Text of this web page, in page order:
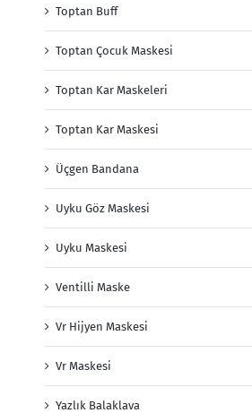
Toptan Buff
Toptan Çocuk Maskesi
Toptan Kar Maskeleri
Toptan Kar Maskesi
Üçgen Bandana
Uyku Göz Maskesi
Uyku Maskesi
Ventilli Maske
Vr Hijyen Maskesi
Vr Maskesi
Yazlık Balaklava